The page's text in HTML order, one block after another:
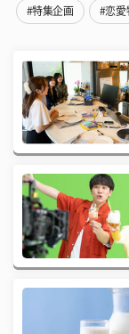
#特集企画 #恋愛